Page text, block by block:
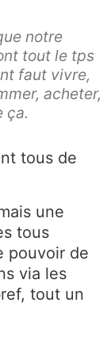
notre
tout le tps
faut vivre,
acheter,
ça.
tous de
une
tous
pouvoir de
via les
tout un